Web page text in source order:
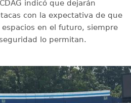
indicó que dejarán
con la expectativa de que
en el futuro, siempre
lo permitan.